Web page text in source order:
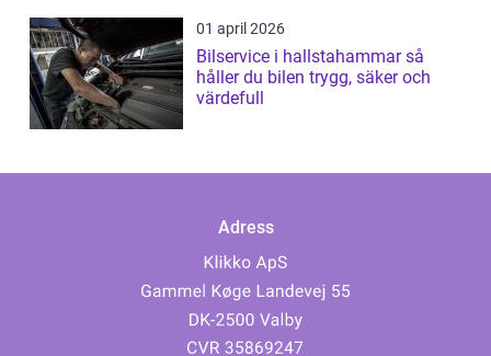
01 april 2026
Bilservice i hallstahammar så
håller du bilen trygg, säker och
värdefull
Adress